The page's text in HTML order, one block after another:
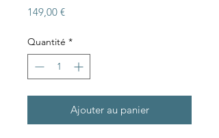
149,00 €Prix
Quantité *
Ajouter au panier